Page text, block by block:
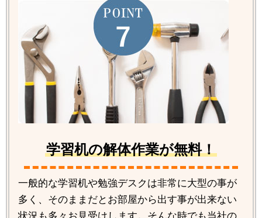
学習机の解体作業が無料！
一般的な学習机や勉強デスクは非常に大型の事が
多く、そのままだとお部屋から出す事が出来ない